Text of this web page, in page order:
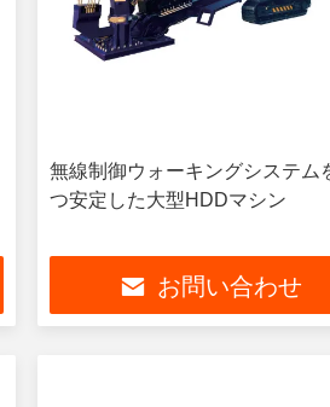
無線制御ウォーキングシステム
つ安定した大型HDDマシン
お問い合わせ